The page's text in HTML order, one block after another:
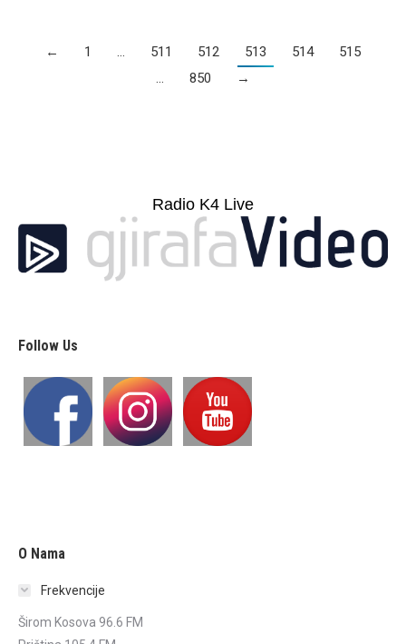
← 1 … 511 512 513 514
515
…
850 →
Radio K4 Live
Follow Us
O Nama
Frekvencije
Širom Kosova 96.6 FM